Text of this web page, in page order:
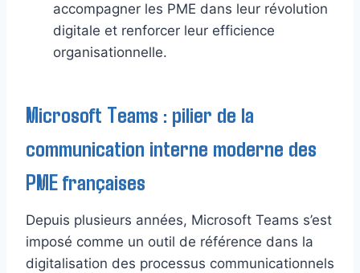
accompagner les PME dans leur révolution
digitale et renforcer leur efficience
organisationnelle.
Microsoft Teams : pilier de la
communication interne moderne des
PME françaises
Depuis plusieurs années, Microsoft Teams s’est
imposé comme un outil de référence dans la
digitalisation des processus communicationnels